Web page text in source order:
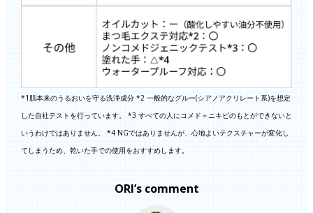
*1肌本来のうるおいを守る洗浄成分 *2 一般的なグルー(シアノアクリレート系)を想定
した自社テストを行っています。 *3 すべての人にコメド＝ニキビのもとができないと
いうわけではありません。 *4 NGではありませんが、心地よいテクスチャーが変化し
てしまうため、乾いた手での使用をおすすめします。
ORI’s comment